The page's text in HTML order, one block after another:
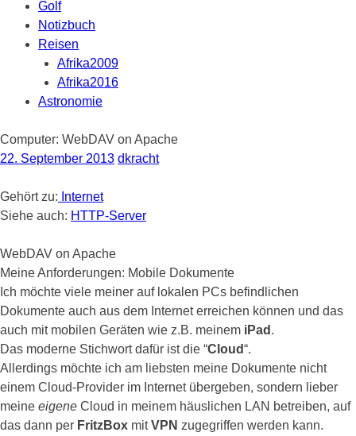
Golf
Notizbuch
Reisen
Afrika2009
Afrika2016
Astronomie
Computer: WebDAV on Apache
22. September 2013 dkracht
Gehört zu: Internet
Siehe auch: HTTP-Server
WebDAV on Apache
Meine Anforderungen: Mobile Dokumente
Ich möchte viele meiner auf lokalen PCs befindlichen
Dokumente auch aus dem Internet erreichen können und das
auch mit mobilen Geräten wie z.B. meinem iPad .
Das moderne Stichwort dafür ist die “Cloud“.
Allerdings möchte ich am liebsten meine Dokumente nicht
einem Cloud-Provider im Internet übergeben, sondern lieber
meine eigene Cloud in meinem häuslichen LAN betreiben, auf
das dann per FritzBox mitVPN zugegriffen werden kann.